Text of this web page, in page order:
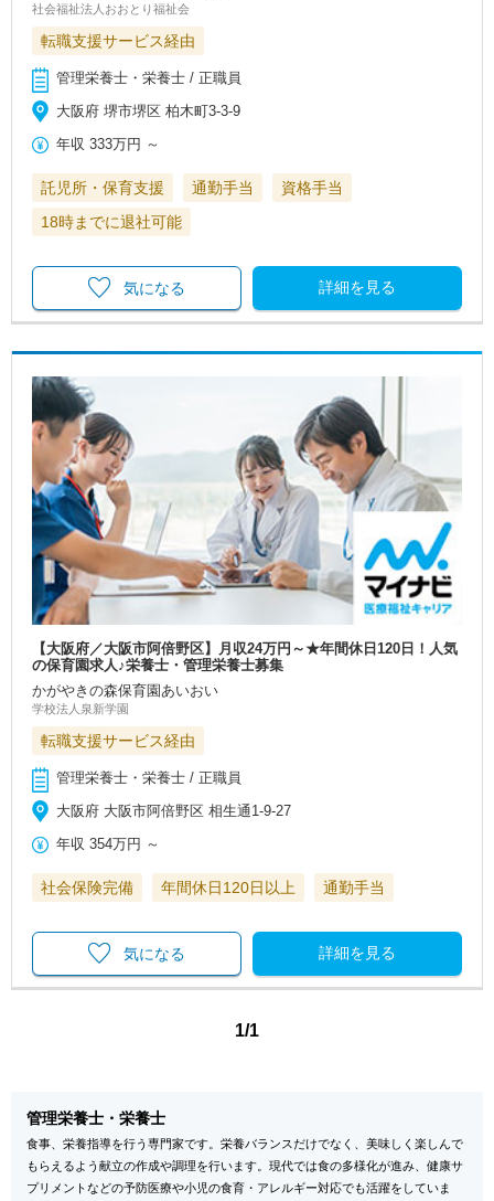
社会福祉法人おおとり福祉会
転職支援サービス経由
管理栄養士・栄養士 / 正職員
大阪府 堺市堺区 柏木町3-3-9
年収 333万円 ～
託児所・保育支援 通勤手当
資格手当
18時までに退社可能
詳細を見る
気になる
【大阪府／大阪市阿倍野区】月収24万円～★年間休日120日！人気
の保育園求人♪栄養士・管理栄養士募集
かがやきの森保育園あいおい
学校法人泉新学園
転職支援サービス経由
管理栄養士・栄養士 / 正職員
大阪府 大阪市阿倍野区 相生通1-9-27
年収 354万円 ～
社会保険完備 年間休日120日以上 通勤手当
詳細を見る
気になる
1/1
管理栄養士・栄養士
食事、栄養指導を行う専門家です。栄養バランスだけでなく、美味しく楽しんで
もらえるよう献立の作成や調理を行います。現代では食の多様化が進み、健康サ
プリメントなどの予防医療や小児の食育・アレルギー対応でも活躍をしていま